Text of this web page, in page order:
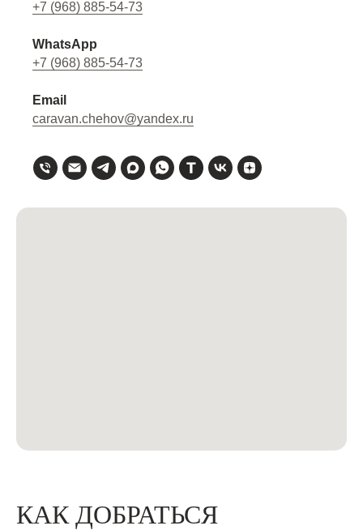
+7 (968) 885-54-73
WhatsApp
+7 (968) 885-54-73
Email
caravan.chehov@yandex.ru
КАК ДОБРАТЬСЯ